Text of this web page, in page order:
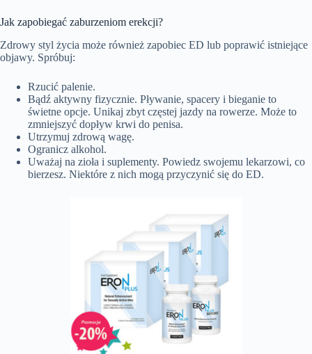
Jak zapobiegać zaburzeniom erekcji?
Zdrowy styl życia może również zapobiec ED lub poprawić istniejące
objawy. Spróbuj:
Rzucić palenie.
Bądź aktywny fizycznie. Pływanie, spacery i bieganie to
świetne opcje. Unikaj zbyt częstej jazdy na rowerze. Może to
zmniejszyć dopływ krwi do penisa.
Utrzymuj zdrową wagę.
Ogranicz alkohol.
Uważaj na zioła i suplementy. Powiedz swojemu lekarzowi, co
bierzesz. Niektóre z nich mogą przyczynić się do ED.